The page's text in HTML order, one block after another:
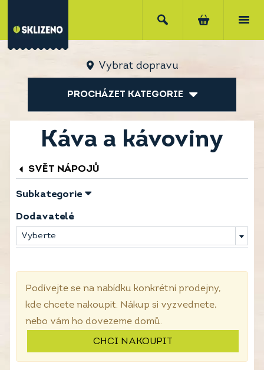
Vybrat dopravu
PROCHÁZET KATEGORIE
Káva a kávoviny
SVĚT NÁPOJŮ
Subkategorie
Dodavatelé
Vyberte
Podívejte se na nabídku konkrétní prodejny,
kde chcete nakoupit. Nákup si vyzvednete,
nebo vám ho dovezeme domů.
CHCI NAKOUPIT